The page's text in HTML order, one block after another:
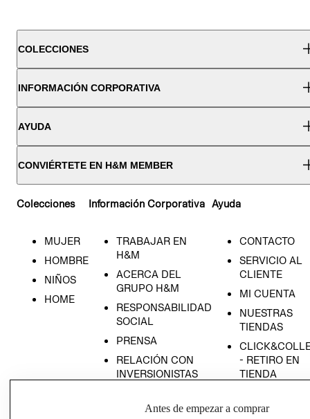
COLECCIONES
INFORMACIÓN CORPORATIVA
AYUDA
CONVIÉRTETE EN H&M MEMBER
Colecciones
MUJER
HOMBRE
NIÑOS
HOME
Información Corporativa
TRABAJAR EN
H&M
ACERCA DEL
GRUPO H&M
RESPONSABILIDAD
SOCIAL
PRENSA
RELACIÓN CON
INVERSIONISTAS
EMPRESARIAL
Ayuda
CONTACTO
SERVICIO AL
CLIENTE
MI CUENTA
NUESTRAS
TIENDAS
- RETIRO EN
TIENDA
CONDICIONES
Antes de empezar a comprar